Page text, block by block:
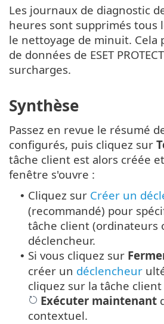
Les journaux de diagnostic
heures sont supprimés tous
le nettoyage de minuit. Cela
de données de ESET
surcharges.
Synthèse
Passez en revue le résumé
configurés, puis cliquez sur
tâche client est alors créée
fenêtre s'ouvre :
• Cliquez sur Créer un
(recommandé) pour
tâche client (ordinateurs
déclencheur.
• Si vous cliquez sur
créer un déclencheur
cliquez sur la tâche
Exécuter maintenant
contextuel.